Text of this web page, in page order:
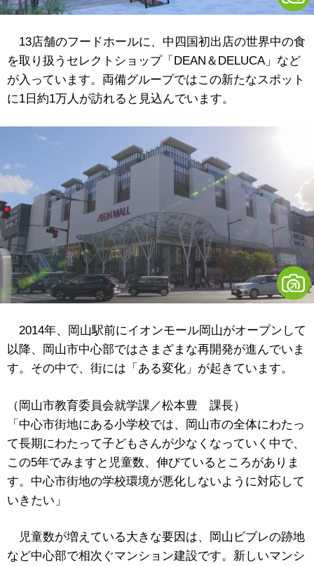
13店舗のフードホールに、中四国初出店の世界中の食
を取り扱うセレクトショップ「DEAN＆DELUCA」など
が入っています。両備グループではこの新たなスポット
に1日約1万人が訪れると見込んでいます。
2014年、岡山駅前にイオンモール岡山がオープンして
以降、岡山市中心部ではさまざまな再開発が進んでいま
す。その中で、街には「ある変化」が起きています。
（岡山市教育委員会就学課／松本豊 課長）
「中心市街地にある小学校では、岡山市の全体にわたっ
て長期にわたって子どもさんが少なくなっていく中で、
この5年でみますと児童数、伸びているところがありま
す。中心市街地の学校環境が悪化しないように対応して
いきたい」
児童数が増えている大きな要因は、岡山ビブレの跡地
など中心部で相次ぐマンション建設です。新しいマンシ